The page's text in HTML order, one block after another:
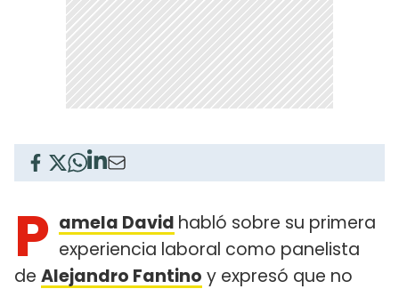
P amela David habló sobre su primera
experiencia laboral como panelista
de Alejandro Fantino y expresó que no